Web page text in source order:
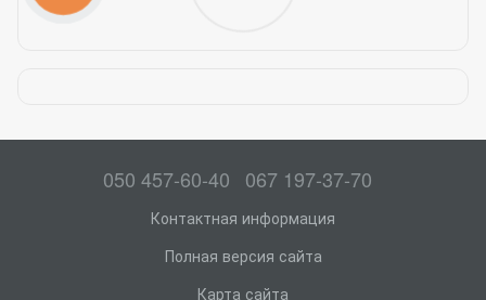
050 457-60-40 067 197-37-70
Контактная информация
Полная версия сайта
Карта сайта